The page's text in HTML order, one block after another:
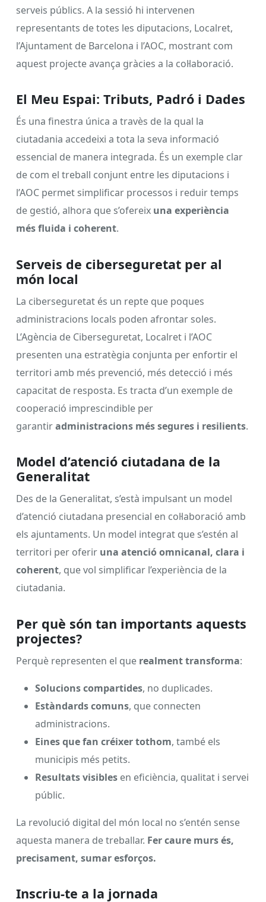
serveis públics. A la sessió hi intervenen
representants de totes les diputacions, Localret,
l’Ajuntament de Barcelona i l’AOC, mostrant com
aquest projecte avança gràcies a la col·laboració.
El Meu Espai: Tributs, Padró i Dades
És una finestra única a travès de la qual la
ciutadania accedeixi a tota la seva informació
essencial de manera integrada. És un exemple clar
de com el treball conjunt entre les diputacions i
l’AOC permet simplificar processos i reduir temps
de gestió, alhora que s’ofereix una experiència
més fluida i coherent.
Serveis de ciberseguretat per al
món local
La ciberseguretat és un repte que poques
administracions locals poden afrontar soles.
L’Agència de Ciberseguretat, Localret i l’AOC
presenten una estratègia conjunta per enfortir el
territori amb més prevenció, més detecció i més
capacitat de resposta. Es tracta d’un exemple de
cooperació imprescindible per
garantiradministracions més segures i resilients.
Model d’atenció ciutadana de la
Generalitat
Des de la Generalitat, s’està impulsant un model
d’atenció ciutadana presencial en col·laboració amb
els ajuntaments. Un model integrat que s’estén al
territori per oferir una atenció omnicanal, clara i
coherent, que vol simplificar l’experiència de la
ciutadania.
Per què són tan importants aquests
projectes?
Perquè representen el que realment transforma:
Solucions compartides, no duplicades.
Estàndards comuns, que connecten
administracions.
Eines que fan créixer tothom, també els
municipis més petits.
Resultats visibles en eficiència, qualitat i servei
públic.
La revolució digital del món local no s’entén sense
aquesta manera de treballar. Fer caure murs és,
precisament, sumar esforços.
Inscriu-te a la jornada